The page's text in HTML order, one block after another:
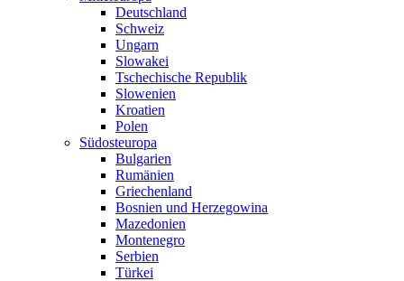
Deutschland
Schweiz
Ungarn
Slowakei
Tschechische Republik
Slowenien
Kroatien
Polen
Südosteuropa
Bulgarien
Rumänien
Griechenland
Bosnien und Herzegowina
Mazedonien
Montenegro
Serbien
Türkei